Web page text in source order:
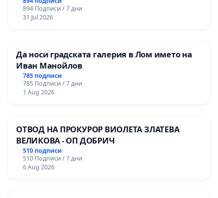
894 Подписи / 7 дни
31 Jul 2026
Да носи градската галерия в Лом името на
Иван Манойлов
785 подписи
785 Подписи / 7 дни
1 Aug 2026
ОТВОД НА ПРОКУРОР ВИОЛЕТА ЗЛАТЕВА
ВЕЛИКОВА - ОП ДОБРИЧ
510 подписи
510 Подписи / 7 дни
6 Aug 2026